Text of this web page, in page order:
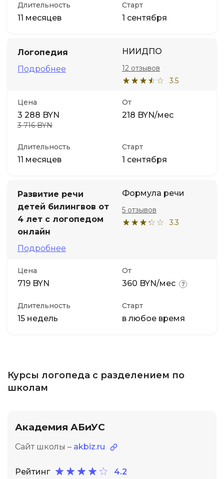
Длительность
11 месяцев
Старт
1 сентября
Логопедия
Подробнее
НИИДПО
3.5
12 отзывов
Цена
3 288 BYN
3 716 BYN
От
218 BYN/мес
Длительность
11 месяцев
Старт
1 сентября
Развитие речи
детей билингвов от
4 лет с логопедом
онлайн
Подробнее
Формула речи
3.3
5 отзывов
Цена
719 BYN
От
360 BYN/мес
Длительность
15 недель
Старт
в любое время
Курсы логопеда с разделением по
школам
Академия АБиУС
Сайт школы – akbiz.ru
Рейтинг 4.2